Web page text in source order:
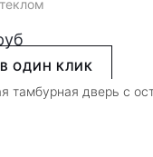
ОДИН КЛИК